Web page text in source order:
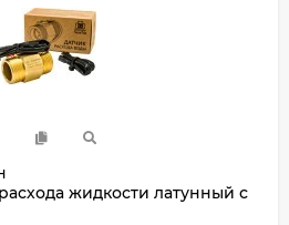
жидкости латунный с